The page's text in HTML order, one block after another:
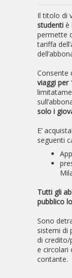
Il titolo di
studenti è
permette
tariffa
Consente
viaggi per
solo i
E’
seguenti
Tutti gli
pubblico
Sono
sistemi di
di credito/
e circolari
contante.